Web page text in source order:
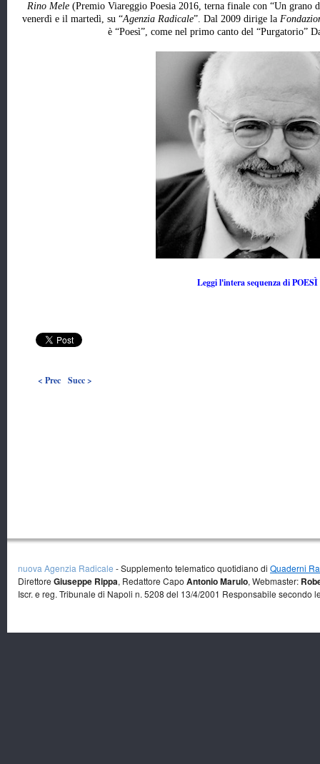
Rino Mele (Premio Viareggio Poesia 2016, terna finale con “Un
venerdì e il martedì, su “Agenzia Radicale”. Dal 2009 dirige la
è “Poesì”, come nel primo canto del “Purgatorio”
Leggi l'intera sequenza di POESÌ
< Prec Succ >
nuova Agenzia Radicale - Supplemento telematico quotidiano di Quaderni
Direttore Giuseppe Rippa, Redattore Capo Antonio Marulo, Webmaster:
Iscr. e reg. Tribunale di Napoli n. 5208 del 13/4/2001 Responsabile secondo